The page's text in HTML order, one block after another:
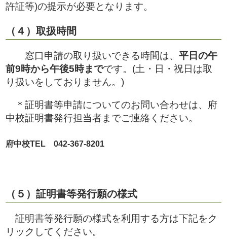
許証等)の提示が必要となります。
（４）取扱時間
窓口申請の取り扱いできる時間は、 平日の午
前9時から午後5時までです。(土・日・祝日は取
り扱いをしておりません。)
＊証明書等申請についてのお問い合わせは、府
中校証明書発行担当者までご連絡ください。
府中校TEL 042-367-8201
（５）証明書等発行願の様式
証明書等発行願の様式を利用する方は下記をク
リックしてください。